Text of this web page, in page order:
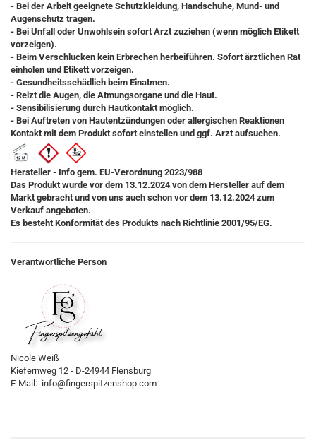
- Bei der Arbeit geeignete Schutzkleidung, Handschuhe, Mund- und
Augenschutz tragen.
- Bei Unfall oder Unwohlsein sofort Arzt zuziehen (wenn möglich Etikett
vorzeigen).
- Beim Verschlucken kein Erbrechen herbeiführen. Sofort ärztlichen Rat
einholen und Etikett vorzeigen.
- Gesundheitsschädlich beim Einatmen.
- Reizt die Augen, die Atmungsorgane und die Haut.
- Sensibilisierung durch Hautkontakt möglich.
- Bei Auftreten von Hautentzündungen oder allergischen Reaktionen
Kontakt mit dem Produkt sofort einstellen und ggf. Arzt aufsuchen.
Hersteller - Info gem. EU-Verordnung 2023/988
Das Produkt wurde vor dem 13.12.2024 von dem Hersteller auf dem
Markt gebracht und von uns auch schon vor dem 13.12.2024 zum
Verkauf angeboten.
Es besteht Konformität des Produkts nach Richtlinie 2001/95/EG.
Verantwortliche Person
Nicole Weiß
Kiefernweg 12 - D-24944 Flensburg
E-Mail: info@fingerspitzenshop.com